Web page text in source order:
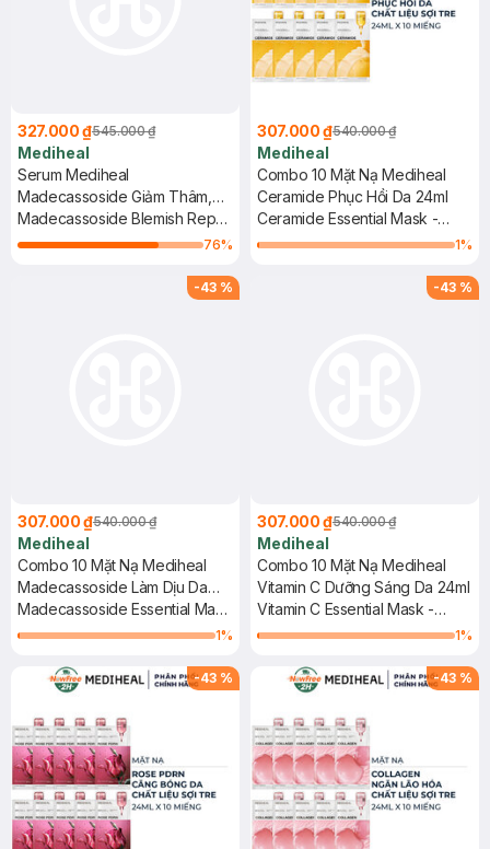
327.000 ₫545.000 ₫
Mediheal
Serum Mediheal
Madecassoside Giảm Thâm,
Phục Hồi 40ml
Madecassoside Blemish Repair
Serum
76%
307.000 ₫540.000 ₫
Mediheal
Combo 10 Mặt Nạ Mediheal
Ceramide Phục Hồi Da 24ml
Ceramide Essential Mask -
Moisture Barrier
1%
-43 %
307.000 ₫540.000 ₫
Mediheal
Combo 10 Mặt Nạ Mediheal
Madecassoside Làm Dịu Da
24ml
Madecassoside Essential Mask
- Blemish Repair
1%
-43 %
307.000 ₫540.000 ₫
Mediheal
Combo 10 Mặt Nạ Mediheal
Vitamin C Dưỡng Sáng Da 24ml
Vitamin C Essential Mask -
Clear Toning
1%
-43 % -43 %